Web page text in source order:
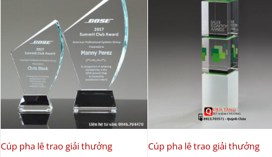
Cúp pha lê trao giải thưởng Cúp pha lê trao giải thưởng